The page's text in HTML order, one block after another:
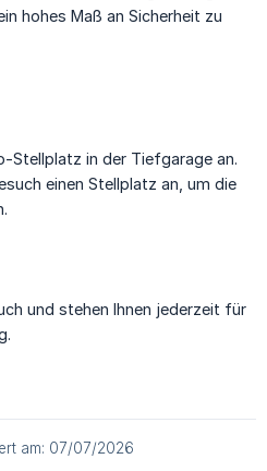
hohes Maß an Sicherheit zu
Stellplatz in der Tiefgarage an.
einen Stellplatz an, um die
und stehen Ihnen jederzeit für
am: 07/07/2026